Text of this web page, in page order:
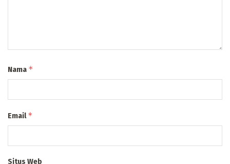
Nama *
Email*
Situs Web